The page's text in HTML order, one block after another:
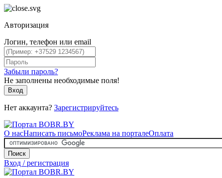
Авторизация
Логин, телефон или email
Забыли пароль?
Не заполнены необходимые поля!
Вход
Нет аккаунта? Зарегистрируйтесь
О насНаписать письмоРеклама на порталеОплата
Поиск
Вход / регистрация